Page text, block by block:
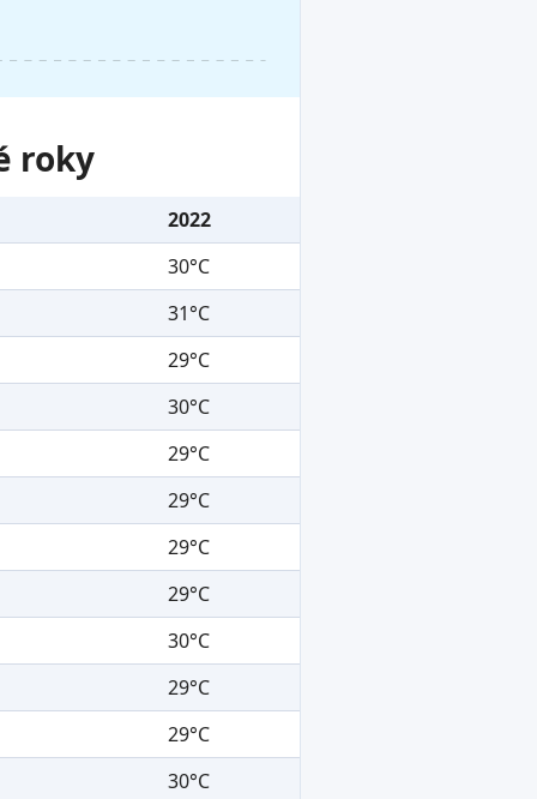
roky
2022
30°C
31°C
29°C
30°C
29°C
29°C
29°C
29°C
30°C
29°C
29°C
30°C